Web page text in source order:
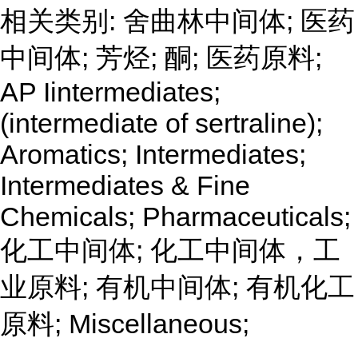
相关类别: 舍曲林中间体; 医药
中间体; 芳烃; 酮; 医药原料;
AP Iintermediates;
(intermediate of sertraline);
Aromatics; Intermediates;
Intermediates & Fine
Chemicals; Pharmaceuticals;
化工中间体; 化工中间体，工
业原料; 有机中间体; 有机化工
原料; Miscellaneous;